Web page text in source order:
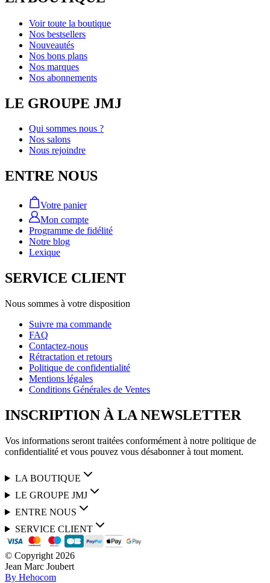
Voir toute la boutique
Nos bestsellers
Nouveautés
Nos bons plans
Nos marques
Nos abonnements
LE GROUPE JMJ
Qui sommes nous ?
Nos salons
Nous rejoindre
ENTRE NOUS
Votre panier
Mon compte
Programme de fidélité
Notre blog
Lexique
SERVICE CLIENT
Nous sommes à votre disposition
Suivre ma commande
FAQ
Contactez-nous
Rétractation et retours
Politique de confidentialité
Mentions légales
Conditions Générales de Ventes
INSCRIPTION À LA NEWSLETTER
Vos informations seront traitées conformément à notre politique de
confidentialité et vous pouvez vous désabonner à tout moment.
LA BOUTIQUE
LE GROUPE JMJ
ENTRE NOUS
SERVICE CLIENT
© Copyright 2026
Jean Marc Joubert
By Hehocom